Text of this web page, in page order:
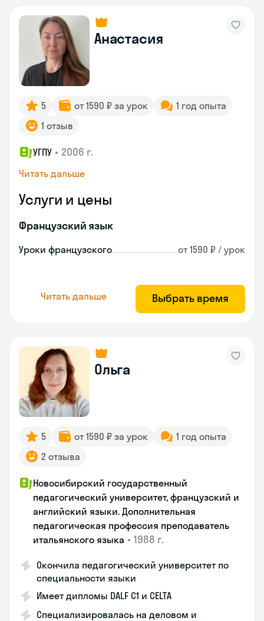
Анастасия
5 от 1590 ₽ за урок
1 год опыта
1 отзыв
УГПУ • 2006 г.
Читать дальше
Услуги и цены
Французский язык
Уроки французского от 1590 ₽ / урок
Читать дальше Выбрать время
Ольга
5 от 1590 ₽ за урок
1 год опыта
2 отзыва
Новосибирский государственный
педагогический университет, французский и
английский языки. Дополнительная
педагогическая профессия преподаватель
итальянского языка • 1988 г.
Окончила педагогический университет по
специальности языки
Имеет дипломы DALF C1 и CELTA
Специализировалась на деловом и